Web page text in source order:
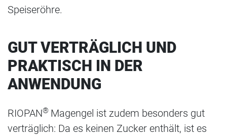
Speiseröhre.
GUT VERTRÄGLICH UND
PRAKTISCH IN DER
ANWENDUNG
RIOPAN® Magengel ist zudem besonders gut
verträglich: Da es keinen Zucker enthält, ist es